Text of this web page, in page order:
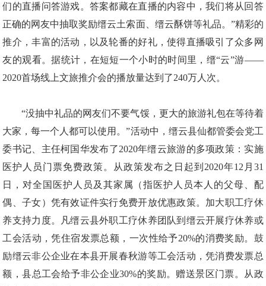
们的直播问答游戏。答案都藏在直播的内容中，我们将从回答
正确的网友中抽取奖励缙云土索面、缙云酥饼等礼品。”精彩的
推介，丰富的活动，以及轮番的好礼，使得直播吸引了众多网
友的观看。据统计，在短短一个小时的时间里，缙“云”游——
2020首场线上文旅推介会的播放量达到了240万人次。
“没抽中礼品的网友们不要气馁，更大的旅游礼包在等待着
大家，每一个人都可以使用。”活动中，缙云县仙都管委会党工
委书记、主任柯国华发布了2020年缙云旅游的多项政策：实施
医护人员门票免费政策。从政策发布之日起到2020年12月31
日，对全国医护人员及其家属（指医护人员本人的父母、配
偶、子女）凭有效证件实行免费开放优惠政策。加大职工疗休
养支持力度。凡缙云县外职工疗休养团队到缙云开展疗休养或
工会活动，凭住宿发票总额，一次性给予20%的消费奖励。鼓
励缙云非公企业在本县开展春秋游等工会活动，凭消费发票总
额，县总工会给予非公企业30%的奖励。赠送景区门票。从政